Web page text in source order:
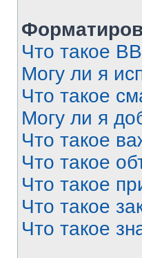
Что такое
Могу ли я
Что такое
Могу ли я
Что такое
Что такое
Что такое
Что такое
Что такое